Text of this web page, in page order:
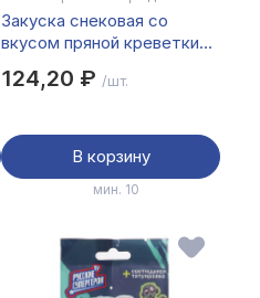
Закуска снековая со
вкусом пряной креветки
124,20 ₽ /шт.
В корзину
мин. 10